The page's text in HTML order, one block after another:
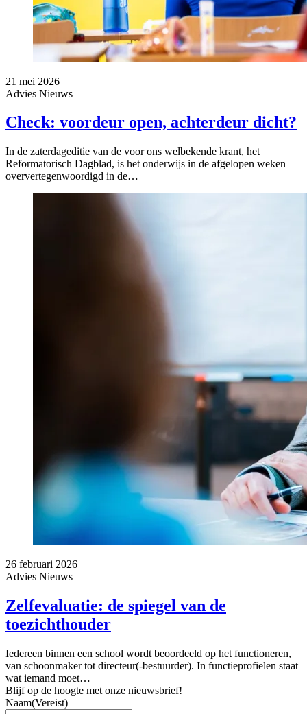
21 mei 2026
Advies Nieuws
Check: voordeur open, achterdeur dicht?
In de zaterdageditie van de voor ons welbekende krant, het
Reformatorisch Dagblad, is het onderwijs in de afgelopen weken
oververtegenwoordigd in de…
26 februari 2026
Advies Nieuws
Zelfevaluatie: de spiegel van de
toezichthouder
Iedereen binnen een school wordt beoordeeld op het functioneren,
van schoonmaker tot directeur(-bestuurder). In functieprofielen staat
wat iemand moet…
Blijf op de hoogte met onze nieuwsbrief!
Naam(Vereist)